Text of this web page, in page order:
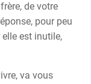
de votre
pour peu
est inutile,
va vous